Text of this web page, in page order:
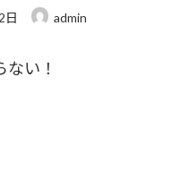
日 admin
い！